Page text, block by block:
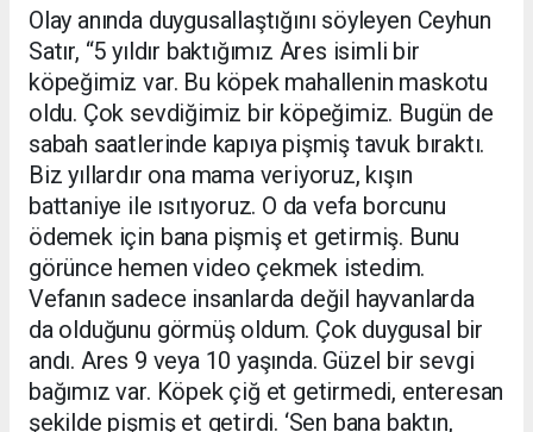
Olay anında duygusallaştığını söyleyen Ceyhun
Satır, “5 yıldır baktığımız Ares isimli bir
köpeğimiz var. Bu köpek mahallenin maskotu
oldu. Çok sevdiğimiz bir köpeğimiz. Bugün de
sabah saatlerinde kapıya pişmiş tavuk bıraktı.
Biz yıllardır ona mama veriyoruz, kışın
battaniye ile ısıtıyoruz. O da vefa borcunu
ödemek için bana pişmiş et getirmiş. Bunu
görünce hemen video çekmek istedim.
Vefanın sadece insanlarda değil hayvanlarda
da olduğunu görmüş oldum. Çok duygusal bir
andı. Ares 9 veya 10 yaşında. Güzel bir sevgi
bağımız var. Köpek çiğ et getirmedi, enteresan
şekilde pişmiş et getirdi. ‘Sen bana baktın,